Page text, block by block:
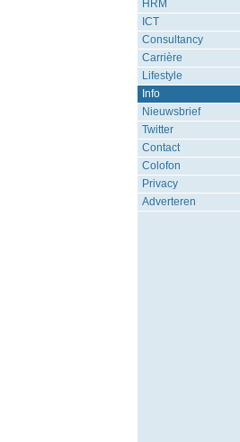
HRM
ICT
Consultancy
Carrière
Lifestyle
Info
Nieuwsbrief
Twitter
Contact
Colofon
Privacy
Adverteren